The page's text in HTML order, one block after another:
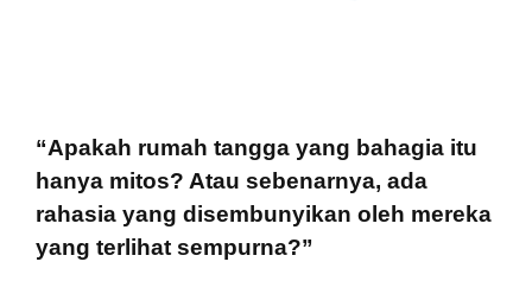
“Apakah rumah tangga yang bahagia itu
hanya mitos? Atau sebenarnya, ada
rahasia yang disembunyikan oleh mereka
yang terlihat sempurna?”